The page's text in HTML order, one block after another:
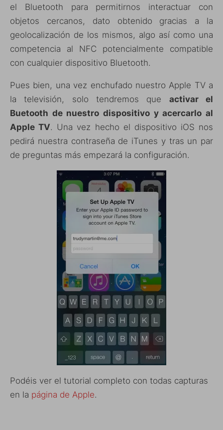
el Bluetooth para permitirnos interactuar con
objetos cercanos, dato obtenido gracias a la
geolocalización de los mismos, algo así como una
competencia al NFC potencialmente compatible
con cualquier dispositivo Bluetooth.
Pues bien, una vez enchufado nuestro Apple TV a
la televisión, solo tendremos que activar el
Buetooth de nuestro dispositivo y acercarlo al
Apple TV. Una vez hecho el dispositivo iOS nos
pedirá nuestra contraseña de iTunes y tras un par
de preguntas más empezará la configuración.
Podéis ver el tutorial completo con todas capturas
en la página de Apple.